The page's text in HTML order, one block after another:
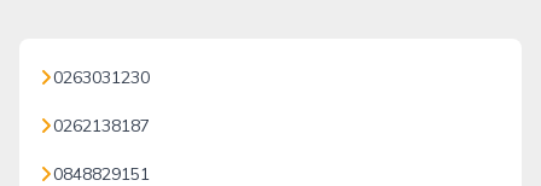
0263031230
0262138187
0848829151